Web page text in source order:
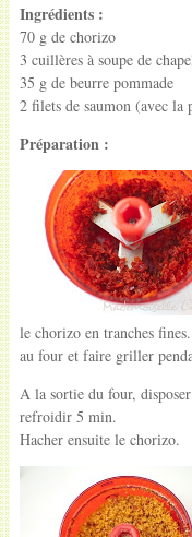
Ingrédients :
70 g de chorizo
3 cuillères à soupe de
35 g de beurre pommade
2 filets de saumon (avec la
Préparation :
le chorizo en tranches
au four et faire griller
A la sortie du four,
refroidir 5 min.
Hacher ensuite le chorizo.